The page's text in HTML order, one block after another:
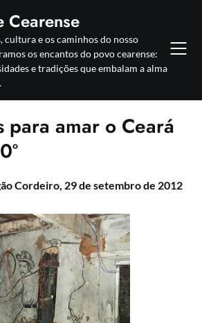
Cearense
cultura e os caminhos do nosso
os encantos do povo cearense:
e tradições que embalam a alma
para amar o Ceará
Cordeiro, 29 de setembro de 2012